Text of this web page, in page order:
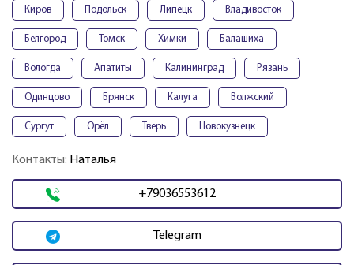
Киров Подольск Липецк Владивосток
Белгород Томск Химки Балашиха
Вологда Апатиты Калининград Рязань
Одинцово Брянск Калуга Волжский
Сургут Орёл Тверь Новокузнецк
Контакты: Наталья
+79036553612
Telegram